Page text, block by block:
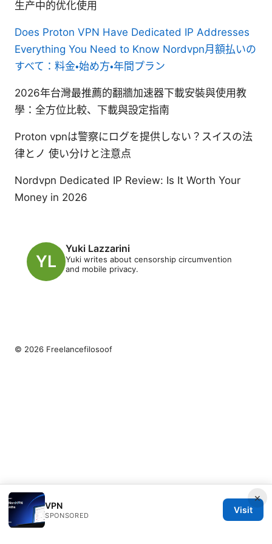
生产中的优化使用
Does Proton VPN Have Dedicated IP Addresses
Everything You Need to Know Nordvpn月額払いの
すべて：料金・始め方・年間プラン
2026年台灣最推薦的翻牆加速器下載安裝與使用教
學：全方位比較、下載與設定指南
Proton vpnは警察にログを提供しない？スイスの法
律とノ 使い分けと注意点
Nordvpn Dedicated IP Review: Is It Worth Your
Money in 2026
Yuki Lazzarini
Yuki writes about censorship circumvention
and mobile privacy.
×
VPN
SPONSORED
Visit
© 2026 Freelancefilosoof